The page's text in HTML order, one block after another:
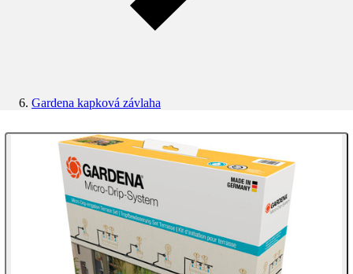
Gardena kapková závlaha